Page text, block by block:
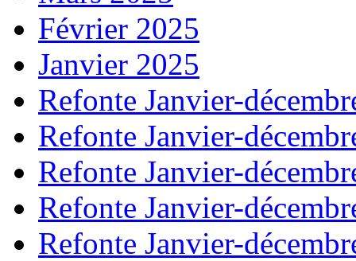
Février 2025
Janvier 2025
Refonte Janvier-
Refonte Janvier-
Refonte Janvier-
Refonte Janvier-
Refonte Janvier-